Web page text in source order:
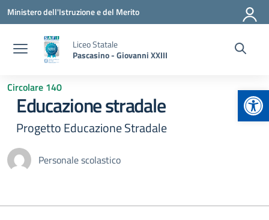
Vai ai contenuti
Vai al menu di navigazione
Vai al footer
Ministero dell'Istruzione e del Merito
Liceo Statale
Pascasino - Giovanni XXIII
Circolare 140
Educazione stradale
Progetto Educazione Stradale
Personale scolastico